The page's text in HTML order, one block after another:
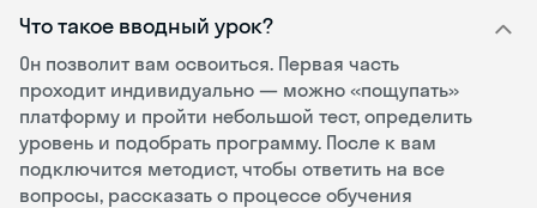
Что такое вводный урок?
Он позволит вам освоиться. Первая часть
проходит индивидуально — можно «пощупать»
платформу и пройти небольшой тест, определить
уровень и подобрать программу. После к вам
подключится методист, чтобы ответить на все
вопросы, рассказать о процессе обучения